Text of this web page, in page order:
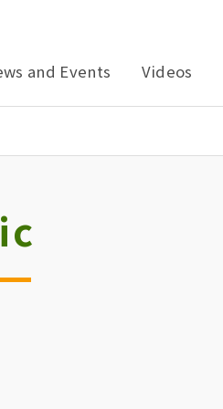
and Events Videos